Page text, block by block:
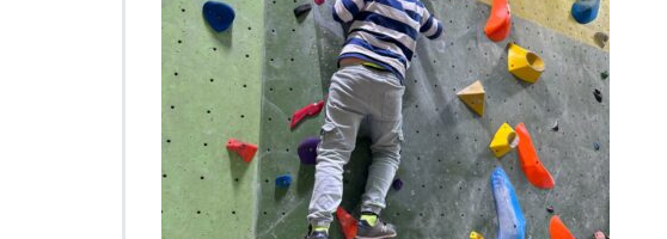
2
5
0
3
2
1
-
W
A
0